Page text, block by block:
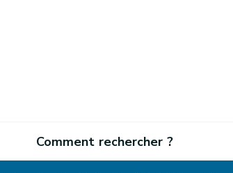
Comment rechercher ?